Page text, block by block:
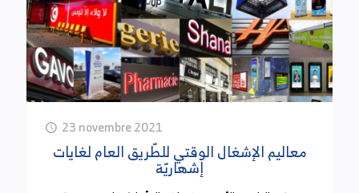
23 novembre 2021
معاليم الإشغال الوقتي للطّريق العام لغايات
إشهاريّة